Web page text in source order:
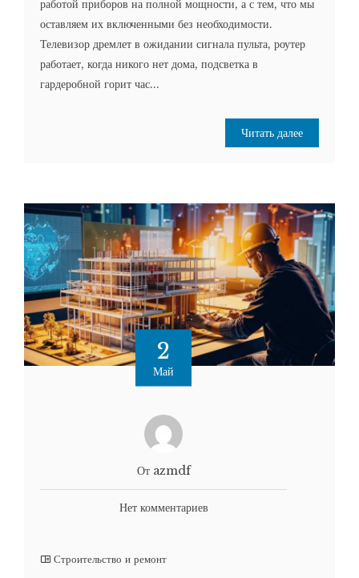
работой приборов на полной мощности, а с тем, что мы
оставляем их включенными без необходимости.
Телевизор дремлет в ожидании сигнала пульта, роутер
работает, когда никого нет дома, подсветка в
гардеробной горит час...
Читать далее
2
Май
От azmdf
Нет комментариев
Строительство и ремонт